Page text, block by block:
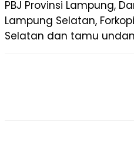
PBJ Provinsi Lampung,
Lampung Selatan,
Selatan dan tamu